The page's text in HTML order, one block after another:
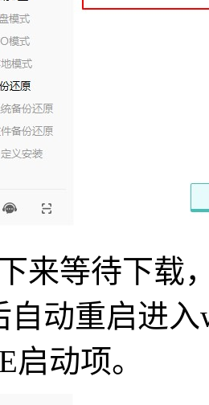
等待下载，
自动重启进
启动项。